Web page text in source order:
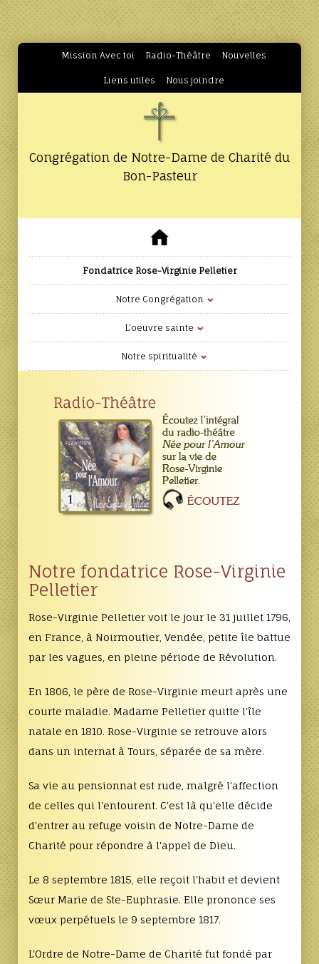
Mission Avec toi Radio-Théâtre Nouvelles
Liens utiles Nous joindre
Congrégation de Notre-Dame de Charité du
Bon-Pasteur
Fondatrice Rose-Virginie Pelletier
Notre Congrégation
L’oeuvre sainte
Notre spiritualité
Notre fondatrice Rose-Virginie
Pelletier
Rose-Virginie Pelletier voit le jour le 31 juillet 1796,
en France, à Noirmoutier, Vendée, petite île battue
par les vagues, en pleine période de Révolution.
En 1806, le père de Rose-Virginie meurt après une
courte maladie. Madame Pelletier quitte l'île
natale en 1810. Rose-Virginie se retrouve alors
dans un internat à Tours, séparée de sa mère.
Sa vie au pensionnat est rude, malgré l'affection
de celles qui l'entourent. C'est là qu'elle décide
d'entrer au refuge voisin de Notre-Dame de
Charité pour répondre à l'appel de Dieu.
Le 8 septembre 1815, elle reçoit l'habit et devient
Sœur Marie de Ste-Euphrasie. Elle prononce ses
vœux perpétuels le 9 septembre 1817.
L'Ordre de Notre-Dame de Charité fut fondé par